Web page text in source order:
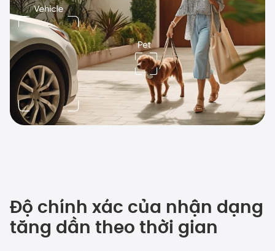
Độ chính xác của nhận dạng
tăng dần theo thời gian